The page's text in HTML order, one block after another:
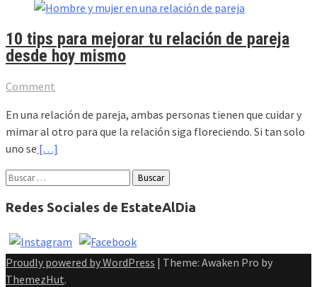
10 tips para mejorar tu relación de pareja
desde hoy mismo
Comment
En una relación de pareja, ambas personas tienen que cuidar y
mimar al otro para que la relación siga floreciendo. Si tan solo
uno se […]
Buscar:
Redes Sociales de EstateAlDia
Proudly powered by WordPress | Theme: Awaken Pro by
ThemezHut.